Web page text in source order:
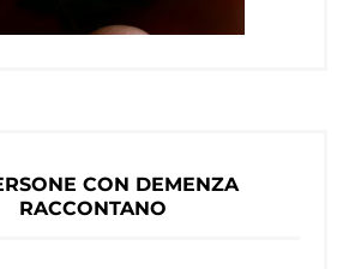
CON DEMENZA
RACCONTANO